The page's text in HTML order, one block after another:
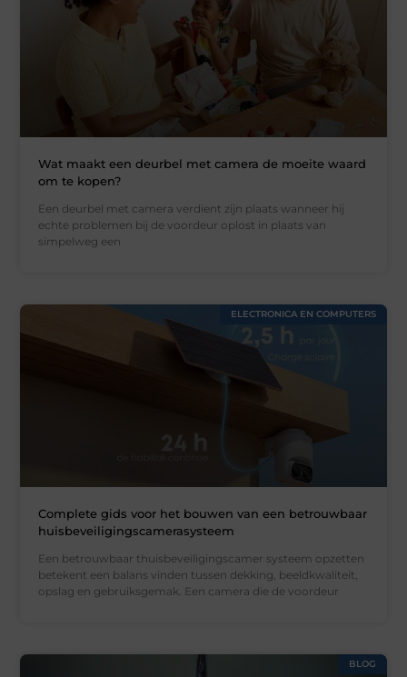
Wat maakt een deurbel met camera de moeite waard
om te kopen?
Een deurbel met camera verdient zijn plaats wanneer hij
echte problemen bij de voordeur oplost in plaats van
simpelweg een
ELECTRONICA EN COMPUTERS
Complete gids voor het bouwen van een betrouwbaar
huisbeveiligingscamerasysteem
Een betrouwbaar thuisbeveiligingscamer systeem opzetten
betekent een balans vinden tussen dekking, beeldkwaliteit,
opslag en gebruiksgemak. Een camera die de voordeur
BLOG